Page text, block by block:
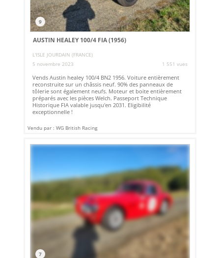
9
AUSTIN HEALEY 100/4 FIA (1956)
L'ISLE JOURDAIN (FRANCE)
5 novembre 2023
1 551 vues
Vends Austin healey 100/4 BN2 1956. Voiture entièrement
reconstruite sur un châssis neuf. 90% des panneaux de
tôlerie sont également neufs. Moteur et boite entièrement
préparés avec les pièces Welch. Passeport Technique
Historique FIA valable jusqu'en 2031. Eligibilité
exceptionnelle !
Vendu par : WG British Racing
7